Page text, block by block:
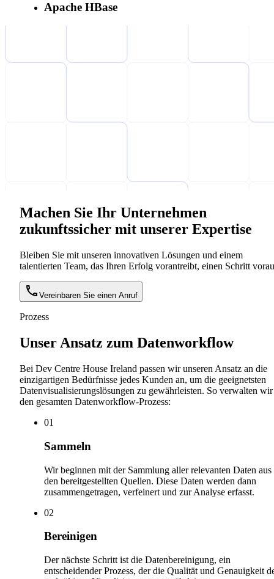
Apache HBase
Machen Sie Ihr Unternehmen
zukunftssicher mit unserer Expertise
Bleiben Sie mit unseren innovativen Lösungen und einem
talentierten Team, das Ihren Erfolg vorantreibt, einen Schritt
Vereinbaren Sie einen Anruf
Prozess
Unser Ansatz zum Datenworkflow
Bei Dev Centre House Ireland passen wir unseren Ansatz an die
einzigartigen Bedürfnisse jedes Kunden an, um die geeignetsten
Datenvisualisierungslösungen zu gewährleisten. So verwalten wir
den gesamten Datenworkflow-Prozess:
01
Sammeln
Wir beginnen mit der Sammlung aller relevanten Daten aus
den bereitgestellten Quellen. Diese Daten werden dann
zusammengetragen, verfeinert und zur Analyse erfasst.
02
Bereinigen
Der nächste Schritt ist die Datenbereinigung, ein
entscheidender Prozess, der die Qualität und Genauigkeit